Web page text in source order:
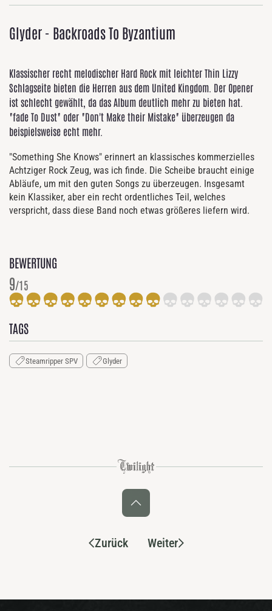
Glyder - Backroads To Byzantium
Klassischer recht melodischer Hard Rock mit leichter Thin Lizzy
Schlagseite bieten die Herren aus dem United Kingdom. Der Opener
ist schlecht gewählt, da das Album deutlich mehr zu bieten hat.
"fade To Dust" oder "Don't Make their Mistake" überzeugen da
beispielsweise echt mehr.
"Something She Knows" erinnert an klassisches kommerzielles
Achtziger Rock Zeug, was ich finde. Die Scheibe braucht einige
Abläufe, um mit den guten Songs zu überzeugen. Insgesamt
kein Klassiker, aber ein recht ordentliches Teil, welches
verspricht, dass diese Band noch etwas größeres liefern wird.
BEWERTUNG
9/15
TAGS
Steamripper SPV Glyder
Zurück Weiter